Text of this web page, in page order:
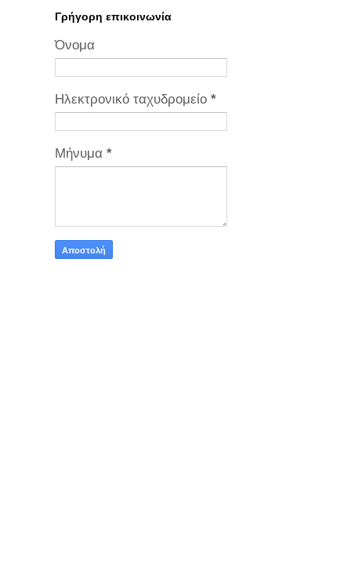
Γρήγορη επικοινωνία
Όνομα
Ηλεκτρονικό ταχυδρομείο *
Μήνυμα *